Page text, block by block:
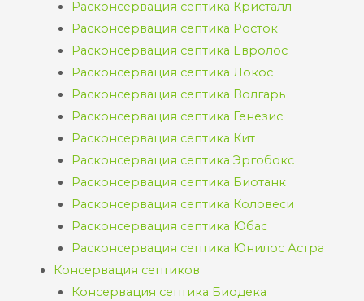
Расконсервация септика Кристалл
Расконсервация септика Росток
Расконсервация септика Евролос
Расконсервация септика Локос
Расконсервация септика Волгарь
Расконсервация септика Генезис
Расконсервация септика Кит
Расконсервация септика Эргобокс
Расконсервация септика Биотанк
Расконсервация септика Коловеси
Расконсервация септика Юбас
Расконсервация септика Юнилос Астра
Консервация септиков
Консервация септика Биодека